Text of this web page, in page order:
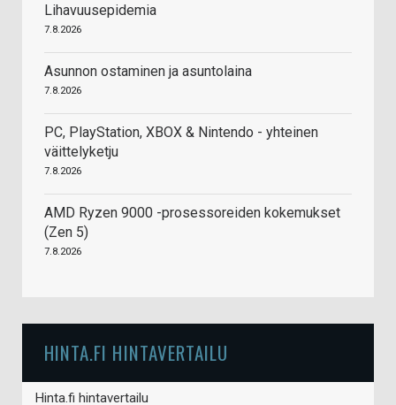
Lihavuusepidemia
7.8.2026
Asunnon ostaminen ja asuntolaina
7.8.2026
PC, PlayStation, XBOX & Nintendo - yhteinen
väittelyketju
7.8.2026
AMD Ryzen 9000 -prosessoreiden kokemukset
(Zen 5)
7.8.2026
HINTA.FI HINTAVERTAILU
Hinta.fi hintavertailu